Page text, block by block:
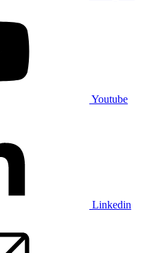
Youtube
Linkedin